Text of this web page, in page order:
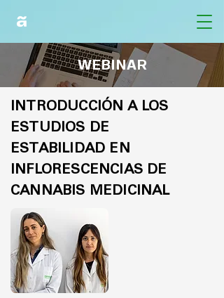
WEBINAR
INTRODUCCIÓN A LOS
ESTUDIOS DE
ESTABILIDAD EN
INFLORESCENCIAS DE
CANNABIS MEDICINAL